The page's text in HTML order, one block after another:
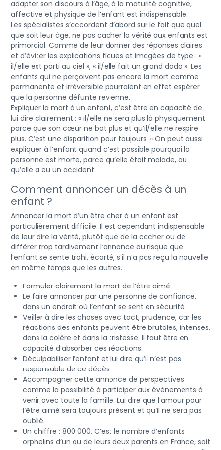
adapter son discours à l’âge, à la maturité cognitive,
affective et physique de l’enfant est indispensable.
Les spécialistes s’accordent d’abord sur le fait que quel
que soit leur âge, ne pas cacher la vérité aux enfants est
primordial. Comme de leur donner des réponses claires
et d’éviter les explications floues et imagées de type : «
il/elle est parti au ciel », « il/elle fait un grand dodo ». Les
enfants qui ne perçoivent pas encore la mort comme
permanente et irréversible pourraient en effet espérer
que la personne défunte revienne.
Expliquer la mort à un enfant, c’est être en capacité de
lui dire clairement : « il/elle ne sera plus là physiquement
parce que son cœur ne bat plus et qu’il/elle ne respire
plus. C’est une disparition pour toujours. » On peut aussi
expliquer à l’enfant quand c’est possible pourquoi la
personne est morte, parce qu’elle était malade, ou
qu’elle a eu un accident.
Comment annoncer un décès à un
enfant ?
Annoncer la mort d’un être cher à un enfant est
particulièrement difficile. Il est cependant indispensable
de leur dire la vérité, plutôt que de la cacher ou de
différer trop tardivement l’annonce au risque que
l’enfant se sente trahi, écarté, s’il n’a pas reçu la nouvelle
en même temps que les autres.
Formuler clairement la mort de l’être aimé.
Le faire annoncer par une personne de confiance,
dans un endroit où l’enfant se sent en sécurité.
Veiller à dire les choses avec tact, prudence, car les
réactions des enfants peuvent être brutales, intenses,
dans la colère et dans la tristesse. Il faut être en
capacité d’absorber ces réactions.
Déculpabiliser l’enfant et lui dire qu’il n’est pas
responsable de ce décès.
Accompagner cette annonce de perspectives
comme la possibilité à participer aux événements à
venir avec toute la famille. Lui dire que l’amour pour
l’être aimé sera toujours présent et qu’il ne sera pas
oublié.
Un chiffre : 800 000. C’est le nombre d’enfants
orphelins d’un ou de leurs deux parents en France, soit